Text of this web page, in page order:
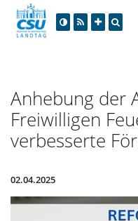
Anhebung der
Freiwilligen
verbesserte
02.04.2025